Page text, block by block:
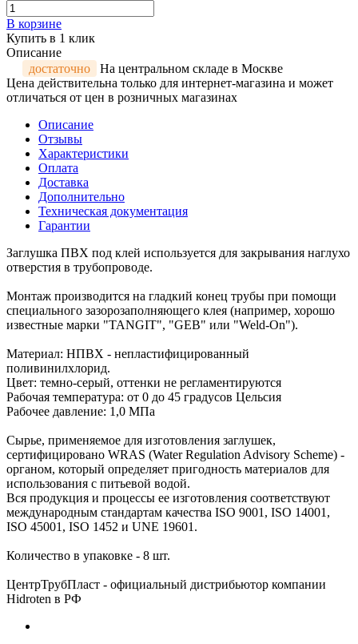
В корзине
Купить в 1 клик
Описание
достаточно
На центральном складе в Москве
Цена действительна только для интернет-магазина и может
отличаться от цен в розничных магазинах
Описание
Отзывы
Характеристики
Оплата
Доставка
Дополнительно
Техническая документация
Гарантии
Заглушка ПВХ под клей используется для закрывания наглухо
отверстия в трубопроводе.
Монтаж производится на гладкий конец трубы при помощи
специального зазорозаполняющего клея (например, хорошо
известные марки "TANGIT", "GEB" или "Weld-On").
Материал: НПВХ - непластифицированный
поливинилхлорид.
Цвет: темно-серый, оттенки не регламентируются
Рабочая температура: от 0 до 45 градусов Цельсия
Рабочее давление: 1,0 МПа
Сырье, применяемое для изготовления заглушек,
сертифицировано WRAS (Water Regulation Advisory Scheme) -
органом, который определяет пригодность материалов для
использования с питьевой водой.
Вся продукция и процессы ее изготовления соответствуют
международным стандартам качества ISO 9001, ISO 14001,
ISO 45001, ISO 1452 и UNE 19601.
Количество в упаковке - 8 шт.
ЦентрТрубПласт - официальный дистрибьютор компании
Hidroten в РФ